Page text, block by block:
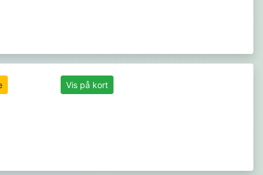
Vis på kort